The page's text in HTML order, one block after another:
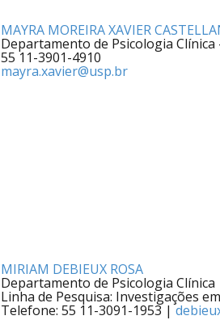
MAYRA MOREIRA XAVIER
Departamento de Psicologia Clínica
55 11-3901-4910
mayra.xavier@usp.br
MIRIAM DEBIEUX ROSA
Departamento de Psicologia Clínica
Linha de Pesquisa: Investigações
Telefone: 55 11-3091-1953 |